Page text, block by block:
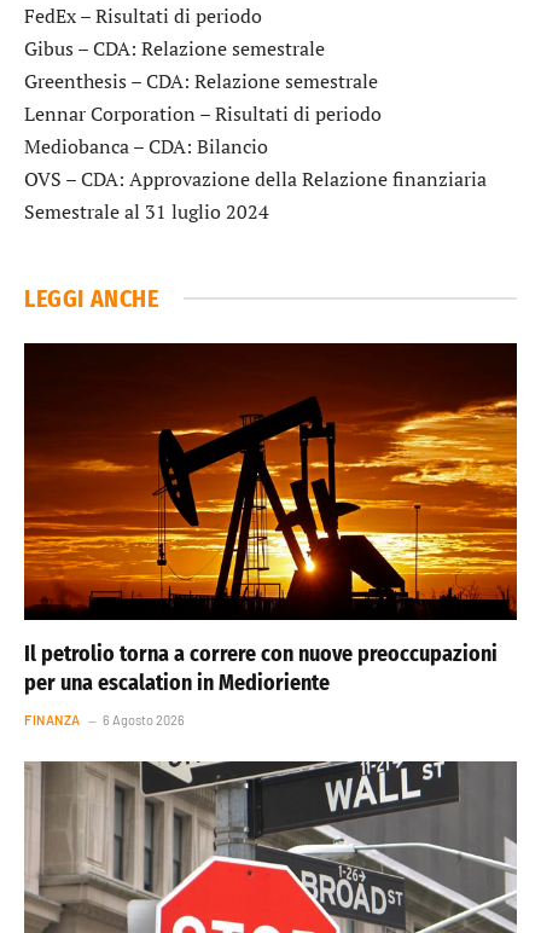
FedEx– Risultati di periodo
Gibus – CDA: Relazione semestrale
Greenthesis – CDA: Relazione semestrale
Lennar Corporation – Risultati di periodo
Mediobanca– CDA: Bilancio
OVS – CDA: Approvazione della Relazione finanziaria
Semestrale al 31 luglio 2024
LEGGI ANCHE
Il petrolio torna a correre con nuove preoccupazioni
per una escalation in Medioriente
FINANZA 6 Agosto 2026